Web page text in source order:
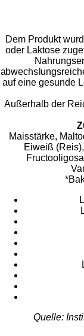
Dem Produkt
oder Laktose
auf eine gesunde
Außerhalb der
Maisstärke,
Eiweiß
Quelle: